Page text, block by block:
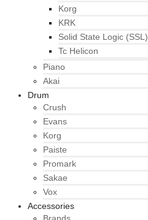
Korg
KRK
Solid State Logic (SSL)
Tc Helicon
Piano
Akai
Drum
Crush
Evans
Korg
Paiste
Promark
Sakae
Vox
Accessories